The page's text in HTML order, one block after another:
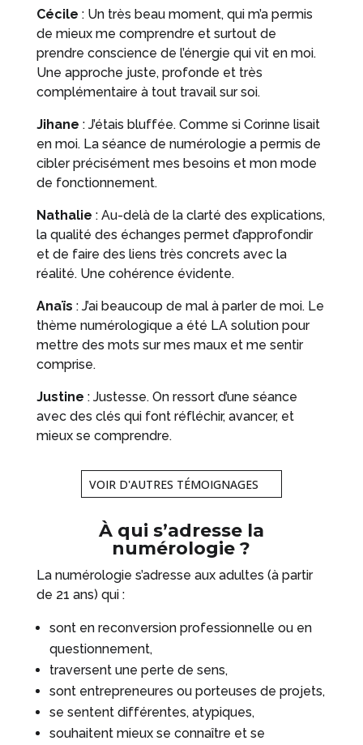
Cécile : Un très beau moment, qui m’a permis
de mieux me comprendre et surtout de
prendre conscience de l’énergie qui vit en moi.
Une approche juste, profonde et très
complémentaire à tout travail sur soi.
Jihane : J’étais bluffée. Comme si Corinne lisait
en moi. La séance de numérologie a permis de
cibler précisément mes besoins et mon mode
de fonctionnement.
Nathalie : Au-delà de la clarté des explications,
la qualité des échanges permet d’approfondir
et de faire des liens très concrets avec la
réalité. Une cohérence évidente.
Anaïs : J’ai beaucoup de mal à parler de moi. Le
thème numérologique a été LA solution pour
mettre des mots sur mes maux et me sentir
comprise.
Justine : Justesse. On ressort d’une séance
avec des clés qui font réfléchir, avancer, et
mieux se comprendre.
VOIR D'AUTRES TÉMOIGNAGES
À qui s’adresse la
numérologie ?
La numérologie s’adresse aux adultes (à partir
de 21 ans) qui :
sont en reconversion professionnelle ou en
questionnement,
traversent une perte de sens,
sont entrepreneures ou porteuses de projets,
se sentent différentes, atypiques,
souhaitent mieux se connaître et se